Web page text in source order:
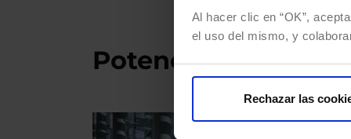
Al hacer clic en “OK”,
el uso del mismo, y
Rechazar las
Potenciamos